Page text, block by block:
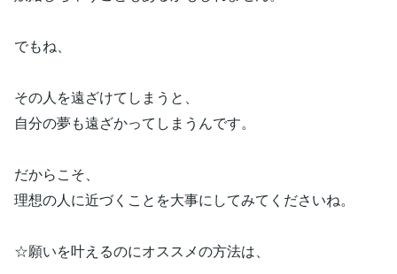
でもね、
その人を遠ざけてしまうと、
自分の夢も遠ざかってしまうんです。
だからこそ、
理想の人に近づくことを大事にしてみてくださいね。
☆願いを叶えるのにオススメの方法は、